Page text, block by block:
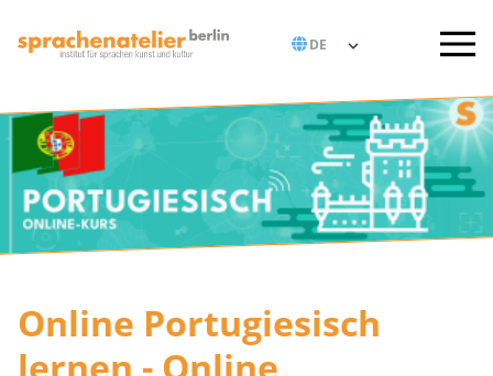
Online Portugiesisch